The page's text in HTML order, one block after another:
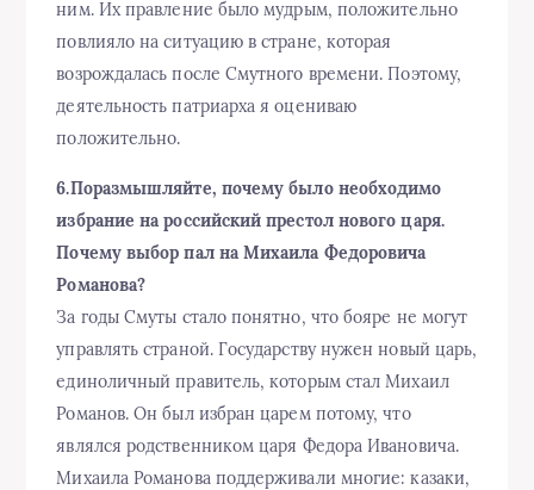
ним. Их правление было мудрым, положительно
повлияло на ситуацию в стране, которая
возрождалась после Смутного времени. Поэтому,
деятельность патриарха я оцениваю
положительно.
6.Поразмышляйте, почему было необходимо
избрание на российский престол нового царя.
Почему выбор пал на Михаила Федоровича
Романова?
За годы Смуты стало понятно, что бояре не могут
управлять страной. Государству нужен новый царь,
единоличный правитель, которым стал Михаил
Романов. Он был избран царем потому, что
являлся родственником царя Федора Ивановича.
Михаила Романова поддерживали многие: казаки,